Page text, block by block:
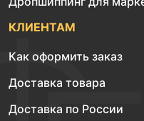
КЛИЕНТАМ
Как оформить заказ
Доставка товара
Доставка по России